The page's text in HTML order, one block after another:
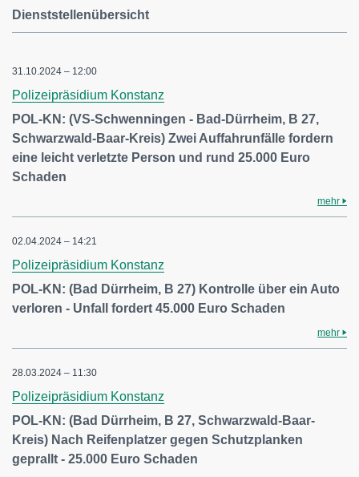
Dienststellenübersicht
31.10.2024 – 12:00
Polizeipräsidium Konstanz
POL-KN: (VS-Schwenningen - Bad-Dürrheim, B 27,
Schwarzwald-Baar-Kreis) Zwei Auffahrunfälle fordern
eine leicht verletzte Person und rund 25.000 Euro
Schaden
mehr
02.04.2024 – 14:21
Polizeipräsidium Konstanz
POL-KN: (Bad Dürrheim, B 27) Kontrolle über ein Auto
verloren - Unfall fordert 45.000 Euro Schaden
mehr
28.03.2024 – 11:30
Polizeipräsidium Konstanz
POL-KN: (Bad Dürrheim, B 27, Schwarzwald-Baar-
Kreis) Nach Reifenplatzer gegen Schutzplanken
geprallt - 25.000 Euro Schaden